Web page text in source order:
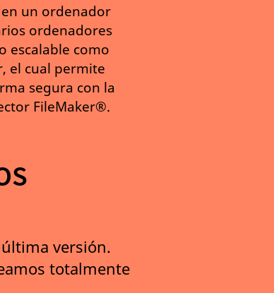
un ordenador
ordenadores
escalable como
el cual permite
segura con la
FileMaker®️.
versión.
totalmente